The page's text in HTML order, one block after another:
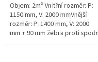
Objem: 2m³ Vnitřní rozměr: P:
1150 mm, V: 2000 mmVnější
rozměr: P: 1400 mm, V: 2000
mm + 90 mm žebra proti
vodě + komínek Kvalitní,